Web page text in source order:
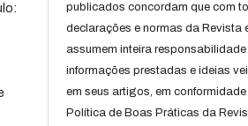
publicados concordam que com
declarações e normas da Revista
assumem inteira responsabilidade
informações prestadas e ideias
em seus artigos, em
Política de Boas Práticas da